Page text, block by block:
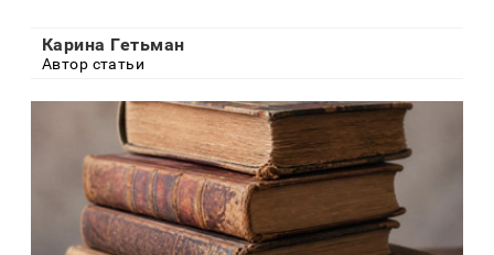
Карина Гетьман
Автор статьи